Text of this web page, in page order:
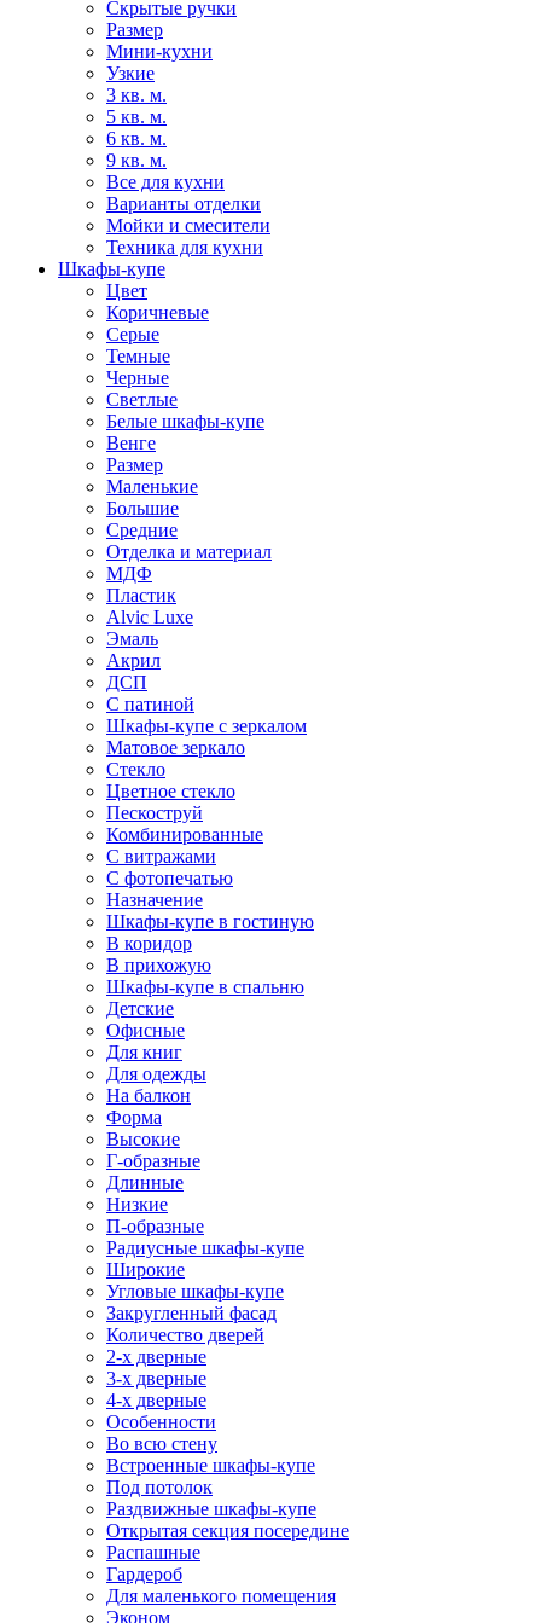
Скрытые ручки
Размер
Мини-кухни
Узкие
3 кв. м.
5 кв. м.
6 кв. м.
9 кв. м.
Все для кухни
Варианты отделки
Мойки и смесители
Техника для кухни
Шкафы-купе
Цвет
Коричневые
Серые
Темные
Черные
Светлые
Белые шкафы-купе
Венге
Размер
Маленькие
Большие
Средние
Отделка и материал
МДФ
Пластик
Alvic Luxe
Эмаль
Акрил
ДСП
С патиной
Шкафы-купе с зеркалом
Матовое зеркало
Стекло
Цветное стекло
Пескоструй
Комбинированные
С витражами
С фотопечатью
Назначение
Шкафы-купе в гостиную
В коридор
В прихожую
Шкафы-купе в спальню
Детские
Офисные
Для книг
Для одежды
На балкон
Форма
Высокие
Г-образные
Длинные
Низкие
П-образные
Радиусные шкафы-купе
Широкие
Угловые шкафы-купе
Закругленный фасад
Количество дверей
2-х дверные
3-х дверные
4-х дверные
Особенности
Во всю стену
Встроенные шкафы-купе
Под потолок
Раздвижные шкафы-купе
Открытая секция посередине
Распашные
Гардероб
Для маленького помещения
Эконом